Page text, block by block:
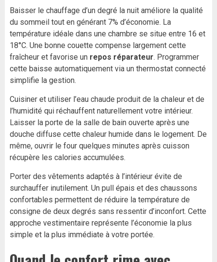
Baisser le chauffage d’un degré la nuit améliore la qualité
du sommeil tout en générant 7% d’économie. La
température idéale dans une chambre se situe entre 16 et
18°C. Une bonne couette compense largement cette
fraîcheur et favorise un repos réparateur. Programmer
cette baisse automatiquement via un thermostat connecté
simplifie la gestion.
Cuisiner et utiliser l’eau chaude produit de la chaleur et de
l’humidité qui réchauffent naturellement votre intérieur.
Laisser la porte de la salle de bain ouverte après une
douche diffuse cette chaleur humide dans le logement. De
même, ouvrir le four quelques minutes après cuisson
récupère les calories accumulées.
Porter des vêtements adaptés à l’intérieur évite de
surchauffer inutilement. Un pull épais et des chaussons
confortables permettent de réduire la température de
consigne de deux degrés sans ressentir d’inconfort. Cette
approche vestimentaire représente l’économie la plus
simple et la plus immédiate à votre portée.